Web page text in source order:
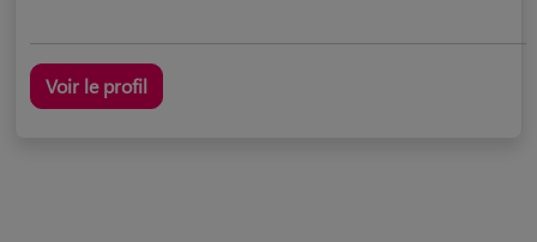
Voir le profil